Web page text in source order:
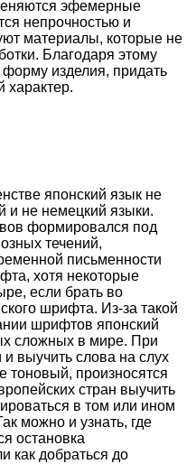
эфемерные
непрочностью и
материалы, которые не
Благодаря этому
форму изделия, придать
характер.
японский язык не
и не немецкий языки.
формировался под
течений,
письменности
хотя некоторые
если брать во
шрифта. Из-за такой
шрифтов японский
сложных в мире. При
и выучить слова на слух
тоновый, произносятся
стран выучить
в том или ином
можно и узнать, где
остановка
как добраться до